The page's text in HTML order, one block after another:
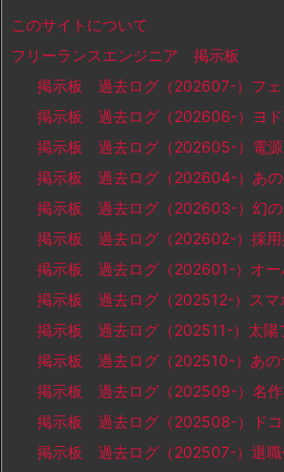
このサイトについて
フリーランスエンジニア 掲示板
掲示板 過去ログ（202607-）フェ
掲示板 過去ログ（202606-）ヨド
掲示板 過去ログ（202605-）電源
掲示板 過去ログ（202604-）あの
掲示板 過去ログ（202603-）幻の
掲示板 過去ログ（202602-）採用
掲示板 過去ログ（202601-）オー
掲示板 過去ログ（202512-）スマ
掲示板 過去ログ（202511-）太陽
掲示板 過去ログ（202510-）あの
掲示板 過去ログ（202509-）名作
掲示板 過去ログ（202508-）ドコ
掲示板 過去ログ（202507-）退職